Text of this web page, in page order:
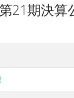
21期決算